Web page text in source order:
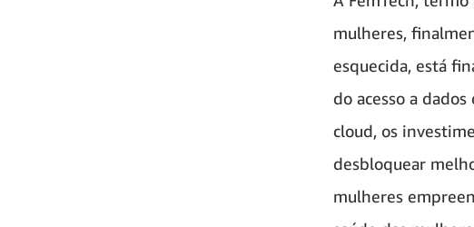
mulheres,
esquecida, está
do acesso a
cloud, os
desbloquear
mulheres